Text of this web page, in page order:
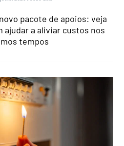
pacote de apoios: veja
ajudar a aliviar custos nos
tempos